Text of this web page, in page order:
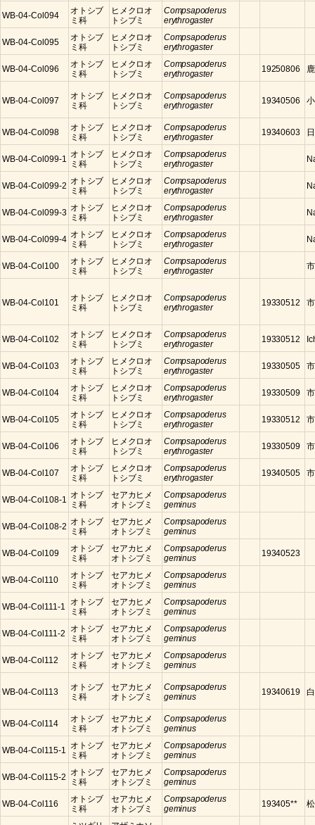
WB-04-Col094
オトシブ
ミ科
ヒメクロオ
トシブミ
Compsapoderus
erythrogaster
WB-04-Col095
オトシブ
ミ科
ヒメクロオ
トシブミ
Compsapoderus
erythrogaster
WB-04-Col096
オトシブ
ミ科
ヒメクロオ
トシブミ
Compsapoderus
erythrogaster
19250806
WB-04-Col097
オトシブ
ミ科
ヒメクロオ
トシブミ
Compsapoderus
erythrogaster
19340506
WB-04-Col098
オトシブ
ミ科
ヒメクロオ
トシブミ
Compsapoderus
erythrogaster
19340603
WB-04-Col099-1
オトシブ
ミ科
ヒメクロオ
トシブミ
Compsapoderus
erythrogaster
WB-04-Col099-2
オトシブ
ミ科
ヒメクロオ
トシブミ
Compsapoderus
erythrogaster
WB-04-Col099-3
オトシブ
ミ科
ヒメクロオ
トシブミ
Compsapoderus
erythrogaster
WB-04-Col099-4
オトシブ
ミ科
ヒメクロオ
トシブミ
Compsapoderus
erythrogaster
WB-04-Col100
オトシブ
ミ科
ヒメクロオ
トシブミ
Compsapoderus
erythrogaster
WB-04-Col101
オトシブ
ミ科
ヒメクロオ
トシブミ
Compsapoderus
erythrogaster
19330512
WB-04-Col102
オトシブ
ミ科
ヒメクロオ
トシブミ
Compsapoderus
erythrogaster
19330512
WB-04-Col103
オトシブ
ミ科
ヒメクロオ
トシブミ
Compsapoderus
erythrogaster
19330505
WB-04-Col104
オトシブ
ミ科
ヒメクロオ
トシブミ
Compsapoderus
erythrogaster
19330509
WB-04-Col105
オトシブ
ミ科
ヒメクロオ
トシブミ
Compsapoderus
erythrogaster
19330512
WB-04-Col106
オトシブ
ミ科
ヒメクロオ
トシブミ
Compsapoderus
erythrogaster
19330509
WB-04-Col107
オトシブ
ミ科
ヒメクロオ
トシブミ
Compsapoderus
erythrogaster
19340505
WB-04-Col108-1
オトシブ
ミ科
セアカヒメ
オトシブミ
Compsapoderus
geminus
WB-04-Col108-2
オトシブ
ミ科
セアカヒメ
オトシブミ
Compsapoderus
geminus
WB-04-Col109
オトシブ
ミ科
セアカヒメ
オトシブミ
Compsapoderus
geminus
19340523
WB-04-Col110
オトシブ
ミ科
セアカヒメ
オトシブミ
Compsapoderus
geminus
WB-04-Col111-1
オトシブ
ミ科
セアカヒメ
オトシブミ
Compsapoderus
geminus
WB-04-Col111-2
オトシブ
ミ科
セアカヒメ
オトシブミ
Compsapoderus
geminus
WB-04-Col112
オトシブ
ミ科
セアカヒメ
オトシブミ
Compsapoderus
geminus
WB-04-Col113
オトシブ
ミ科
セアカヒメ
オトシブミ
Compsapoderus
geminus
19340619
WB-04-Col114
オトシブ
ミ科
セアカヒメ
オトシブミ
Compsapoderus
geminus
WB-04-Col115-1
オトシブ
ミ科
セアカヒメ
オトシブミ
Compsapoderus
geminus
WB-04-Col115-2
オトシブ
ミ科
セアカヒメ
オトシブミ
Compsapoderus
geminus
WB-04-Col116
オトシブ
ミ科
セアカヒメ
オトシブミ
Compsapoderus
geminus
193405**